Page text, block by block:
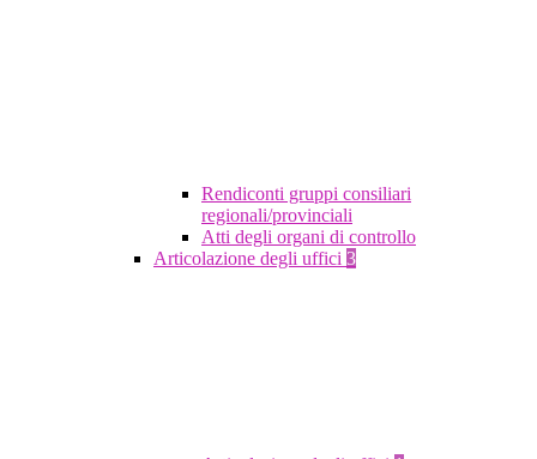
Rendiconti gruppi consiliari
regionali/provinciali
Atti degli organi di controllo
Articolazione degli uffici 3